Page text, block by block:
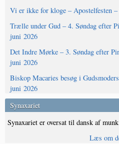
Vi er ikke for kloge – Apostelfesten
Trælle under Gud – 4. Søndag efter
juni 2026
Det Indre Mørke – 3. Søndag efter
juni 2026
Biskop Macaries besøg i
juni 2026
Synaxariet
Synaxariet er oversat til dansk af
Læs om